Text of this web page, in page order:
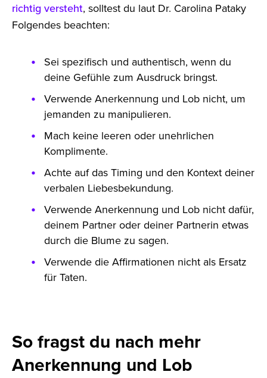
richtig versteht, solltest du laut Dr. Carolina Pataky
Folgendes beachten:
Sei spezifisch und authentisch, wenn du
deine Gefühle zum Ausdruck bringst.
Verwende Anerkennung und Lob nicht, um
jemanden zu manipulieren.
Mach keine leeren oder unehrlichen
Komplimente.
Achte auf das Timing und den Kontext deiner
verbalen Liebesbekundung.
Verwende Anerkennung und Lob nicht dafür,
deinem Partner oder deiner Partnerin etwas
durch die Blume zu sagen.
Verwende die Affirmationen nicht als Ersatz
für Taten.
So fragst du nach mehr
Anerkennung und Lob